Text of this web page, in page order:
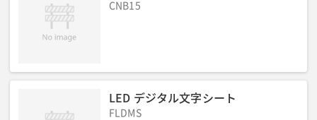
CNB15
LED デジタル文字シート
FLDMS